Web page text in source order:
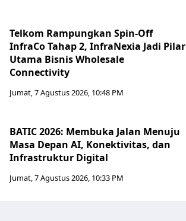
Telkom Rampungkan Spin-Off
InfraCo Tahap 2, InfraNexia Jadi Pilar
Utama Bisnis Wholesale
Connectivity
Jumat, 7 Agustus 2026, 10:48 PM
BATIC 2026: Membuka Jalan Menuju
Masa Depan AI, Konektivitas, dan
Infrastruktur Digital
Jumat, 7 Agustus 2026, 10:33 PM